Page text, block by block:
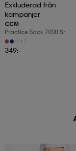
Exkluderad från
kampanjer
CCM
Practice Sock 7000 Sr
+1
349:-